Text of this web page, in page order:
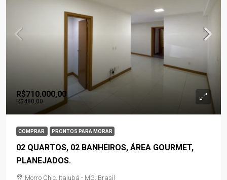
R$710.000,00
R$480,00
COMPRAR PRONTOS PARA MORAR
02 QUARTOS, 02 BANHEIROS, ÁREA GOURMET,
PLANEJADOS.
Morro Chic, Itajubá - MG, Brasil